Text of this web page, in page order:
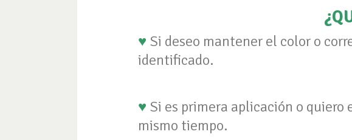
♥ Si deseo mantener el color o
identificado.
♥ Si es primera aplicación o
mismo tiempo.